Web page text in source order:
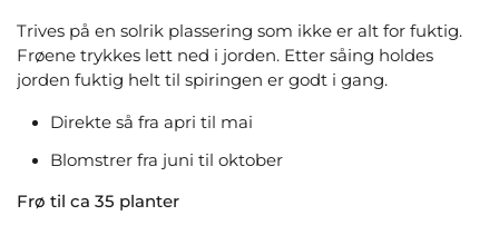
Trives på en solrik plassering som ikke er alt for fuktig.
Frøene trykkes lett ned i jorden. Etter såing holdes
jorden fuktig helt til spiringen er godt i gang.
Direkte så fra apri til mai
Blomstrer fra juni til oktober
Frø til ca 35 planter